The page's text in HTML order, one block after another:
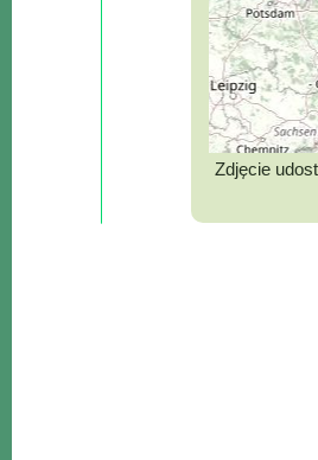
Instytucje
Zdjęcie